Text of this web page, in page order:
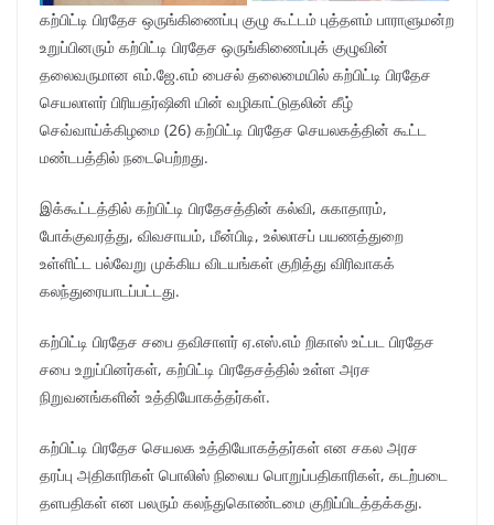
கற்பிட்டி பிரதேச ஒருங்கிணைப்பு குழு கூட்டம் புத்தளம் பாராளுமன்ற
உறுப்பினரும் கற்பிட்டி பிரதேச ஒருங்கிணைப்புக் குழுவின்
தலைவருமான எம்.ஜே.எம் பைசல் தலைமையில் கற்பிட்டி பிரதேச
செயலாளர் பிரியதர்ஷினி யின் வழிகாட்டுதலின் கீழ்
செவ்வாய்க்கிழமை (26) கற்பிட்டி பிரதேச செயலகத்தின் கூட்ட
மண்டபத்தில் நடைபெற்றது.
இக்கூட்டத்தில் கற்பிட்டி பிரதேசத்தின் கல்வி, சுகாதாரம்,
போக்குவரத்து, விவசாயம், மீன்பிடி, உல்லாசப் பயணத்துறை
உள்ளிட்ட பல்வேறு முக்கிய விடயங்கள் குறித்து விரிவாகக்
கலந்துரையாடப்பட்டது.
கற்பிட்டி பிரதேச சபை தவிசாளர் ஏ.எஸ்.எம் றிகாஸ் உட்பட பிரதேச
சபை உறுப்பினர்கள், கற்பிட்டி பிரதேசத்தில் உள்ள அரச
நிறுவனங்களின் உத்தியோகத்தர்கள்.
கற்பிட்டி பிரதேச செயலக உத்தியோகத்தர்கள் என சகல அரச
தரப்பு அதிகாரிகள் பொலிஸ் நிலைய பொறுப்பதிகாரிகள், கடற்படை
தளபதிகள் என பலரும் கலந்துகொண்டமை குறிப்பிடத்தக்கது.